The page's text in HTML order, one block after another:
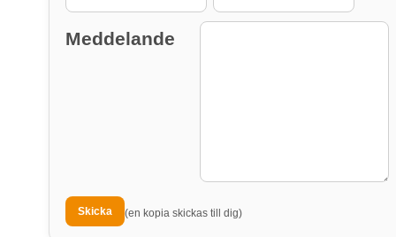
Meddelande
(en kopia skickas till dig)